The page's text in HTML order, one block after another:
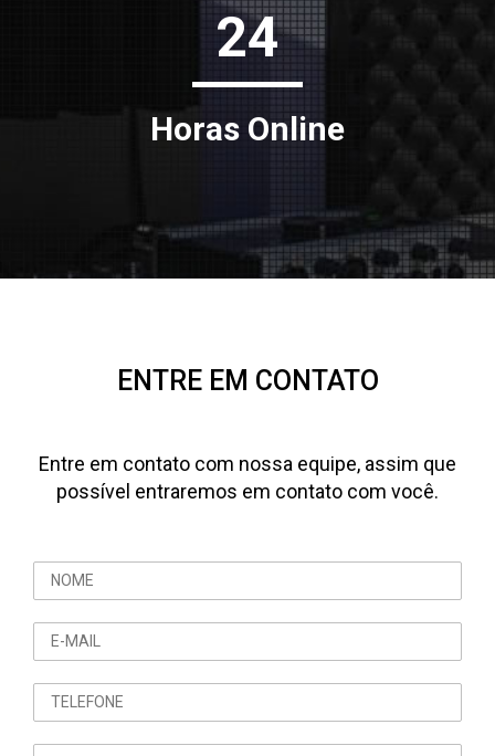
24
Horas Online
ENTRE EM CONTATO
Entre em contato com nossa equipe, assim que
possível entraremos em contato com você.